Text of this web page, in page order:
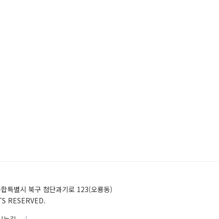
별시 북구 첨단과기로 123(오룡동)
RESERVED.